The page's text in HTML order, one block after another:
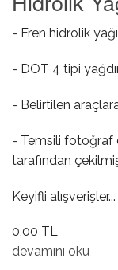
- Fren hidrolik
- DOT 4 tipi
- Belirtilen
- Temsili fotoğraf
tarafından
Keyifli alışverişler...
0,00 TL
Hidrolik Yağı
devamını oku